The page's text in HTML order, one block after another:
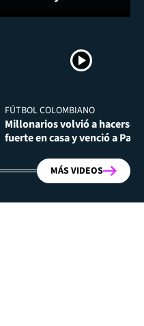
FÚTBOL COLOMBIANO
Millonarios volvió a hacerse
fuerte en casa y venció a
MÁS VIDEOS